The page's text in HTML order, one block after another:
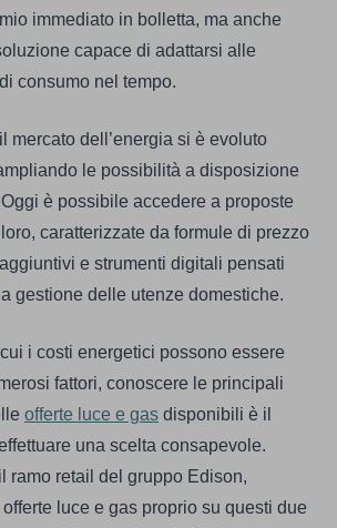
immediato in bolletta, ma anche
capace di adattarsi alle
consumo nel tempo.
mercato dell’energia si è evoluto
le possibilità a disposizione
è possibile accedere a proposte
caratterizzate da formule di prezzo
e strumenti digitali pensati
gestione delle utenze domestiche.
i costi energetici possono essere
fattori, conoscere le principali
offerte luce e gas disponibili è il
una scelta consapevole.
ramo retail del gruppo Edison,
luce e gas proprio su questi due